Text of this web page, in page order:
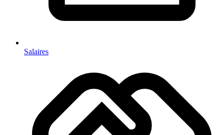
Salaires